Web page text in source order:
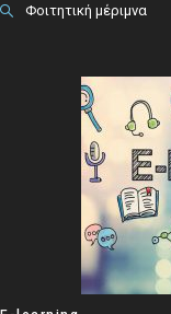
Φοιτητική μέριμνα